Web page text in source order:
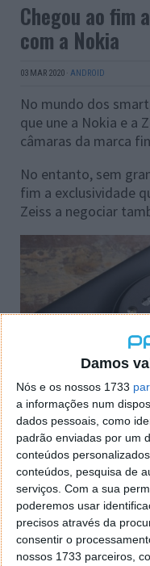
Damos
Nós e os nossos 1733
a informações num
dados pessoais, como
padrão enviadas por um
conteúdos
conteúdos, pesquisa de
serviços. Com a sua
poderemos usar
precisos através da
consentir o
nossos 1733 parceiros,
Chegou ao fim
com a Nokia
03 MAR 2020 · ANDROID
No mundo dos
que une a Nokia e a
câmaras da marca
No entanto, sem
fim a exclusividade
Zeiss a negociar
MWC19:
com 5 câmaras
24 FEV 2019 ·ANDROID